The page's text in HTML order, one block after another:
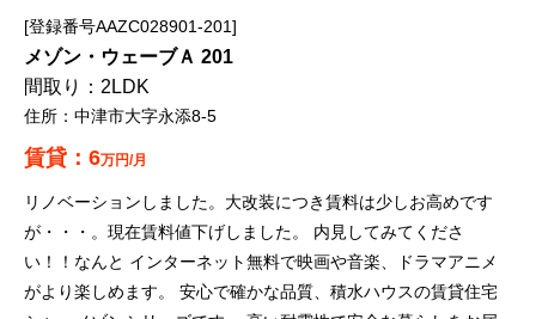
登録番号AAZC028901-201
メゾン・ウェーブＡ 201
2LDK
中津市大字永添8-5
6万円/月
リノベーションしました。大改装につき賃料は少しお高めです
が・・・。現在賃料値下げしました。 内見してみてくださ
い！！なんと インターネット無料で映画や音楽、ドラマアニメ
がより楽しめます。 安心で確かな品質、積水ハウスの賃貸住宅